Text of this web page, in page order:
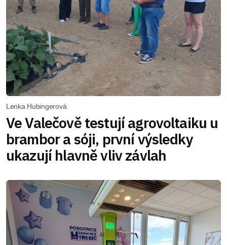
Lenka Hubingerová
Ve Valečově testují agrovoltaiku u
brambor a sóji, první výsledky
ukazují hlavně vliv závlah